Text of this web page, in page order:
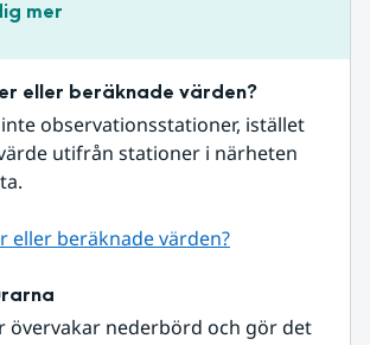
mer
eller beräknade värden?
observationsstationer, istället
utifrån stationer i närheten
eller beräknade värden?
övervakar nederbörd och gör det